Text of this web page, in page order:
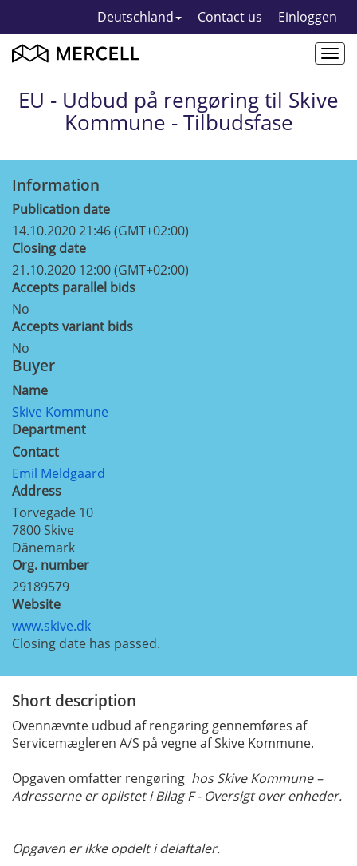
Deutschland Contact us Einloggen
EU - Udbud på rengøring til Skive
Kommune - Tilbudsfase
Information
Publication date
14.10.2020 21:46 (GMT+02:00)
Closing date
21.10.2020 12:00 (GMT+02:00)
Accepts parallel bids
No
Accepts variant bids
No
Buyer
Name
Skive Kommune
Department
Contact
Emil Meldgaard
Address
Torvegade 10
7800 Skive
Dänemark
Org. number
29189579
Website
www.skive.dk
Closing date has passed.
Short description
Ovennævnte udbud af rengøring gennemføres af
Servicemægleren A/S på vegne af Skive Kommune.
Opgaven omfatter rengøring hos Skive Kommune –
Adresserne er oplistet i Bilag F - Oversigt over enheder.
Opgaven er ikke opdelt i delaftaler.